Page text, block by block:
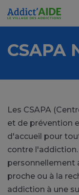
Aller au contenu
CSAPA
Les CSAPA
et de prévention
d'accueil pour
contre
personnellement
proche ou à la
addiction à une
Panneau de